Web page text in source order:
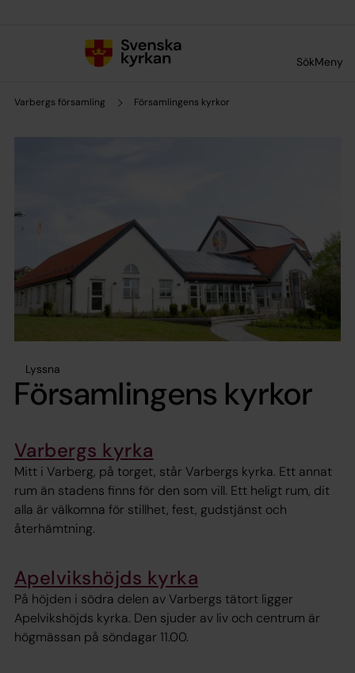
SökMeny
Varbergs församling Församlingens kyrkor
Lyssna
Församlingens kyrkor
Varbergs kyrka
Mitt i Varberg, på torget, står Varbergs kyrka. Ett annat
rum än stadens finns för den som vill. Ett heligt rum, dit
alla är välkomna för stillhet, fest, gudstjänst och
återhämtning.
Apelvikshöjds kyrka
På höjden i södra delen av Varbergs tätort ligger
Apelvikshöjds kyrka. Den sjuder av liv och centrum är
högmässan på söndagar 11.00.